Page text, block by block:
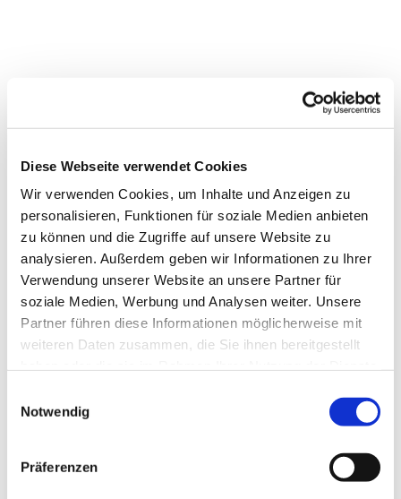
Diese Webseite verwendet Cookies
Wir verwenden Cookies, um Inhalte und Anzeigen zu
personalisieren, Funktionen für soziale Medien anbieten
zu können und die Zugriffe auf unsere Website zu
analysieren. Außerdem geben wir Informationen zu Ihrer
Verwendung unserer Website an unsere Partner für
soziale Medien, Werbung und Analysen weiter. Unsere
Partner führen diese Informationen möglicherweise mit
weiteren Daten zusammen, die Sie ihnen bereitgestellt
Notwendig
Präferenzen
Dies könnte Sie auch
interessieren